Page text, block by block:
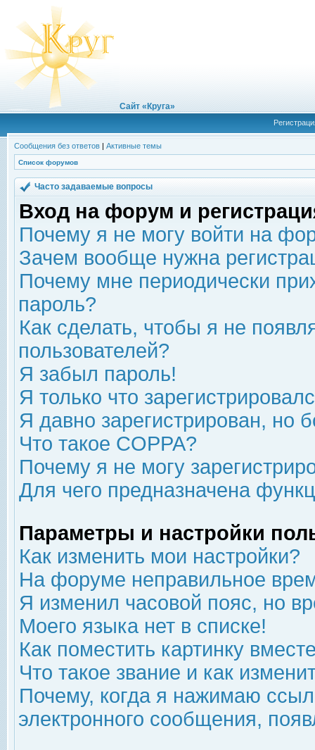
Сайт «Круга»
Сообщения без ответов | Активные темы
Список форумов
Часто задаваемые вопросы
Вход на форум и
Почему я не могу войти на
Зачем вообще нужна
Почему мне периодически
пароль?
Как сделать, чтобы я не
пользователей?
Я забыл пароль!
Я только что
Я давно зарегистрирован, но
Что такое COPPA?
Почему я не могу
Для чего предназначена
Параметры и настройки
Как изменить мои настройки?
На форуме неправильное
Я изменил часовой пояс, но
Моего языка нет в списке!
Как поместить картинку
Что такое звание и как
Почему, когда я нажимаю
электронного сообщения,